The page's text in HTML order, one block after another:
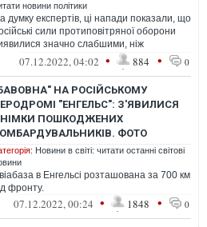
новини політики
думку експертів, ці напади показали, що
сили протиповітряної оборони
значно слабшими, ніж
військові вважали раніше...
07.12.2022, 04:02 • 884 • 0
НА РОСІЙСЬКОМУ
"ЕНГЕЛЬС": З'ЯВИЛИСЯ
ПОШКОДЖЕНИХ
ФОТО
Новини в світі: читати останні світові
в Енгельсі розташована за 700 км
фронту.
07.12.2022, 00:24 • 1848 • 0